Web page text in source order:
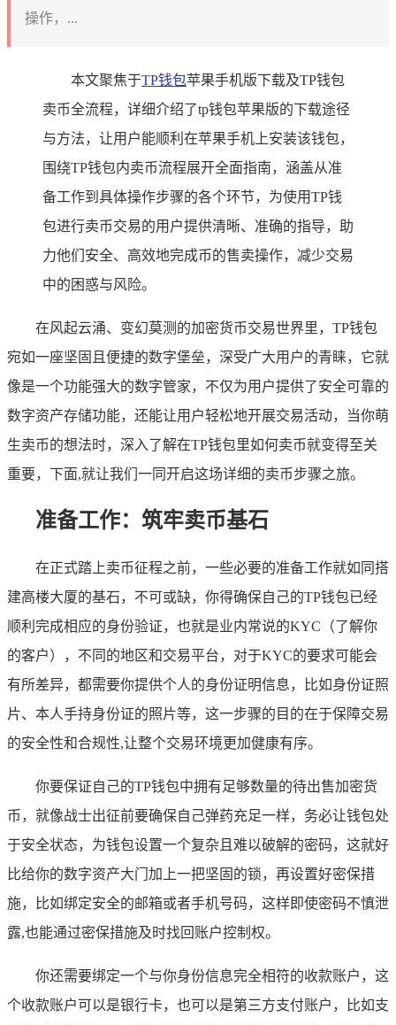
操作，...
本文聚焦于TP钱包苹果手机版下载及TP钱包
卖币全流程，详细介绍了tp钱包苹果版的下载途径
与方法，让用户能顺利在苹果手机上安装该钱包，
围绕TP钱包内卖币流程展开全面指南，涵盖从准
备工作到具体操作步骤的各个环节，为使用TP钱
包进行卖币交易的用户提供清晰、准确的指导，助
力他们安全、高效地完成币的售卖操作，减少交易
中的困惑与风险。
在风起云涌、变幻莫测的加密货币交易世界里，TP钱包
宛如一座坚固且便捷的数字堡垒，深受广大用户的青睐，它就
像是一个功能强大的数字管家，不仅为用户提供了安全可靠的
数字资产存储功能，还能让用户轻松地开展交易活动，当你萌
生卖币的想法时，深入了解在TP钱包里如何卖币就变得至关
重要，下面,就让我们一同开启这场详细的卖币步骤之旅。
准备工作：筑牢卖币基石
在正式踏上卖币征程之前，一些必要的准备工作就如同搭
建高楼大厦的基石，不可或缺，你得确保自己的TP钱包已经
顺利完成相应的身份验证，也就是业内常说的KYC（了解你
的客户），不同的地区和交易平台，对于KYC的要求可能会
有所差异，都需要你提供个人的身份证明信息，比如身份证照
片、本人手持身份证的照片等，这一步骤的目的在于保障交易
的安全性和合规性,让整个交易环境更加健康有序。
你要保证自己的TP钱包中拥有足够数量的待出售加密货
币，就像战士出征前要确保自己弹药充足一样，务必让钱包处
于安全状态，为钱包设置一个复杂且难以破解的密码，这就好
比给你的数字资产大门加上一把坚固的锁，再设置好密保措
施，比如绑定安全的邮箱或者手机号码，这样即使密码不慎泄
露,也能通过密保措施及时找回账户控制权。
你还需要绑定一个与你身份信息完全相符的收款账户，这
个收款账户可以是银行卡，也可以是第三方支付账户，比如支